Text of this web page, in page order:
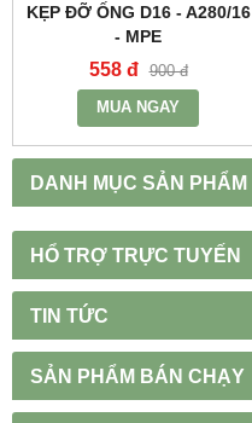
DANH MỤC SẢN PHẨM
HỔ TRỢ TRỰC TUYẾN
TIN TỨC
SẢN PHẨM BÁN CHẠY
KẸP ĐỠ ỐNG D16 - A280/16
- MPE
558 đ 900 đ
MUA NGAY